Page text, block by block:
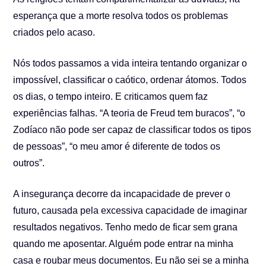
esperança que a morte resolva todos os problemas
criados pelo acaso.
Nós todos passamos a vida inteira tentando organizar o
impossível, classificar o caótico, ordenar átomos. Todos
os dias, o tempo inteiro. E criticamos quem faz
experiências falhas. “A teoria de Freud tem buracos”, “o
Zodíaco não pode ser capaz de classificar todos os tipos
de pessoas”, “o meu amor é diferente de todos os
outros”.
A insegurança decorre da incapacidade de prever o
futuro, causada pela excessiva capacidade de imaginar
resultados negativos. Tenho medo de ficar sem grana
quando me aposentar. Alguém pode entrar na minha
casa e roubar meus documentos. Eu não sei se a minha